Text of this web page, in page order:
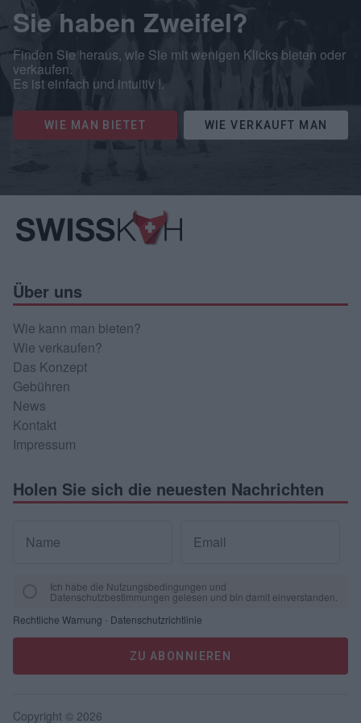
Sie haben Zweifel?
Finden Sie heraus, wie Sie mit wenigen Klicks bieten oder
verkaufen.
Es ist einfach und intuitiv !.
WIE MAN BIETET WIE VERKAUFT MAN
Über uns
Wie kann man bieten?
Wie verkaufen?
Das Konzept
Gebühren
News
Kontakt
Impressum
Holen Sie sich die neuesten Nachrichten
Name Email
Ich habe die Nutzungsbedingungen und
Datenschutzbestimmungen gelesen und bin damit einverstanden.
Rechtliche Warnung - Datenschutzrichtlinie
ZU ABONNIEREN
Copyright © 2026